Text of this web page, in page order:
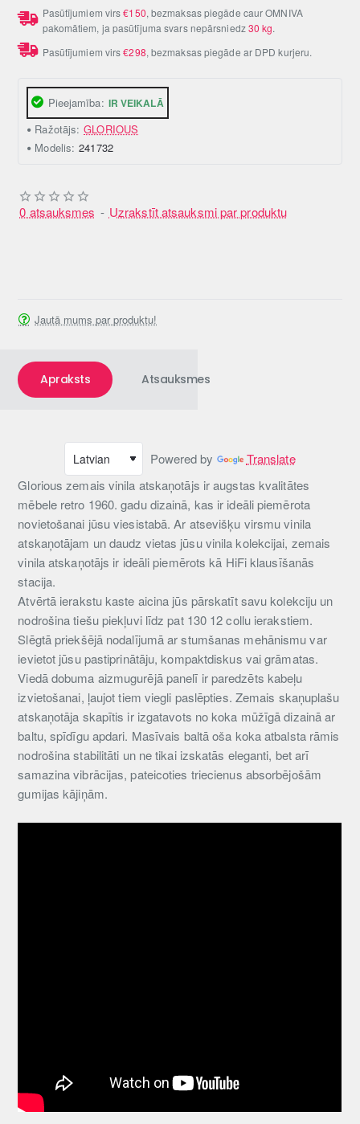
Pieejamība: IR VEIKALĀ
Ražotājs: GLORIOUS
Modelis: 241732
0 atsauksmes - Uzrakstīt atsauksmi par produktu
Pasūtījumiem virs€150, bezmaksas piegāde caur OMNIVA
pakomātiem, ja pasūtījuma svars nepārsniedz30 kg.
Pasūtījumiem virs€298, bezmaksas piegāde ar DPD kurjeru.
Jautā mums par produktu!
Apraksts Atsauksmes
Powered by
Translate
Glorious zemais vinila atskaņotājs ir augstas kvalitātes
mēbele retro 1960. gadu dizainā, kas ir ideāli piemērota
novietošanai jūsu viesistabā. Ar atsevišķu virsmu vinila
atskaņotājam un daudz vietas jūsu vinila kolekcijai, zemais
vinila atskaņotājs ir ideāli piemērots kā HiFi klausīšanās
stacija.
Atvērtā ierakstu kaste aicina jūs pārskatīt savu kolekciju un
nodrošina tiešu piekļuvi līdz pat 130 12 collu ierakstiem.
Slēgtā priekšējā nodalījumā ar stumšanas mehānismu var
ievietot jūsu pastiprinātāju, kompaktdiskus vai grāmatas.
Viedā dobuma aizmugurējā panelī ir paredzēts kabeļu
izvietošanai, ļaujot tiem viegli paslēpties. Zemais skaņuplašu
atskaņotāja skapītis ir izgatavots no koka mūžīgā dizainā ar
baltu, spīdīgu apdari. Masīvais baltā oša koka atbalsta rāmis
nodrošina stabilitāti un ne tikai izskatās eleganti, bet arī
samazina vibrācijas, pateicoties triecienus absorbējošām
gumijas kājiņām.